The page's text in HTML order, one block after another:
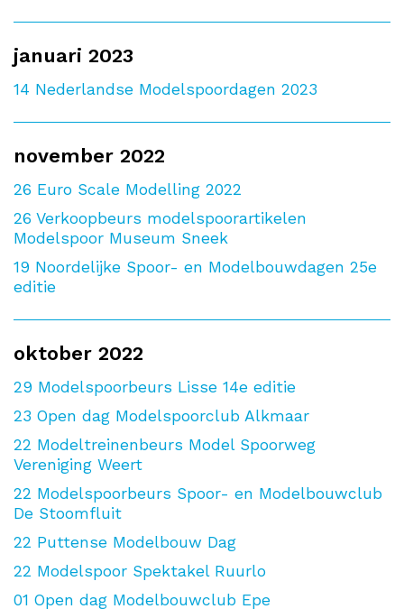
januari 2023
14 Nederlandse Modelspoordagen 2023
november 2022
26 Euro Scale Modelling 2022
26 Verkoopbeurs modelspoorartikelen
Modelspoor Museum Sneek
19 Noordelijke Spoor- en Modelbouwdagen 25e
editie
oktober 2022
29 Modelspoorbeurs Lisse 14e editie
23 Open dag Modelspoorclub Alkmaar
22 Modeltreinenbeurs Model Spoorweg
Vereniging Weert
22 Modelspoorbeurs Spoor- en Modelbouwclub
De Stoomfluit
22 Puttense Modelbouw Dag
22 Modelspoor Spektakel Ruurlo
01 Open dag Modelbouwclub Epe